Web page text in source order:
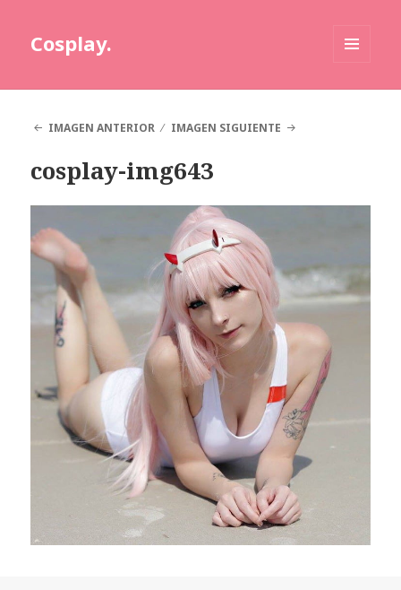
Cosplay.
IMAGEN ANTERIOR
IMAGEN SIGUIENTE
cosplay-img643